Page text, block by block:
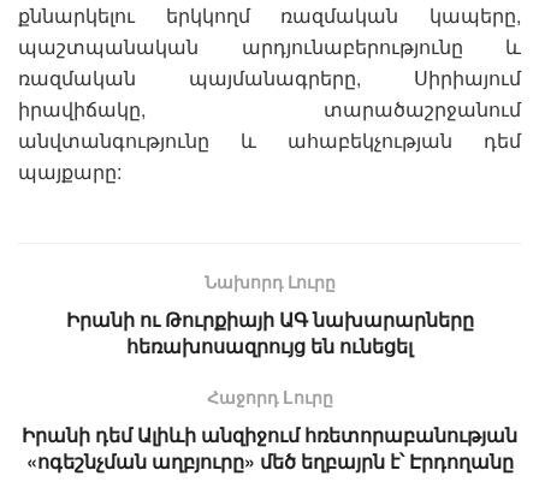
քննարկելու երկկողմ ռազմական կապերը,
պաշտպանական արդյունաբերությունը և
ռազմական պայմանագրերը, Սիրիայում
իրավիճակը, տարածաշրջանում
անվտանգությունը և ահաբեկչության դեմ
պայքարը:
Նախորդ Լուրը
Իրանի ու Թուրքիայի ԱԳ նախարարները
հեռախոսազրույց են ունեցել
Հաջորդ Lուրը
Իրանի դեմ Ալիևի անզիջում հռետորաբանության
«ոգեշնչման աղբյուրը» մեծ եղբայրն է՝ Էրդողանը